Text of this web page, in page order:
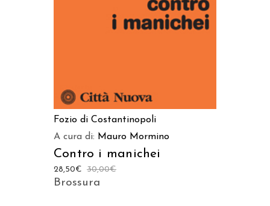
Fozio di Costantinopoli
A cura di: Mauro Mormino
Contro i manichei
30,00€
28,50€
Brossura